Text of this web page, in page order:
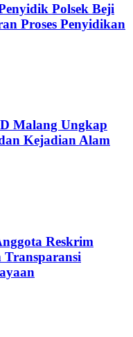
Polsek Beji
Proses Penyidikan
Malang Ungkap
Kejadian Alam
Reskrim